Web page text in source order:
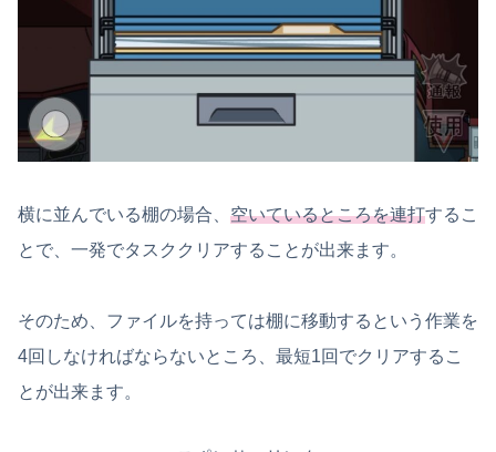
横に並んでいる棚の場合、 空いているところを連打するこ
とで、一発でタスククリアすることが出来ます。
そのため、ファイルを持っては棚に移動するという作業を
4回しなければならないところ、最短1回でクリアするこ
とが出来ます。